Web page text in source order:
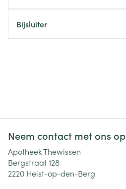
Bijsluiter
Neem contact met ons op
Apotheek Thewissen
Bergstraat 128
2220 Heist-op-den-Berg